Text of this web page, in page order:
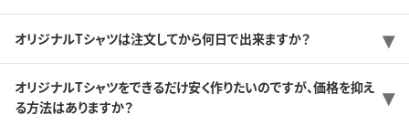
オリジナルTシャツは注文してから何日で出来ますか？
オリジナルTシャツをできるだけ安く作りたいのですが、価格を抑え
る方法はありますか？